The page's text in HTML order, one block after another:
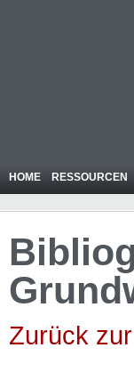
HOME RESSOURCEN
Zurück